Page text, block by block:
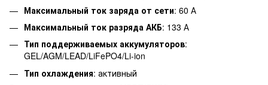
Максимальный ток заряда от сети: 60 А
Максимальный ток разряда АКБ: 133 А
Тип поддерживаемых аккумуляторов:
GEL/AGM/LEAD/LiFePO4/Li-ion
Тип охлаждения: активный